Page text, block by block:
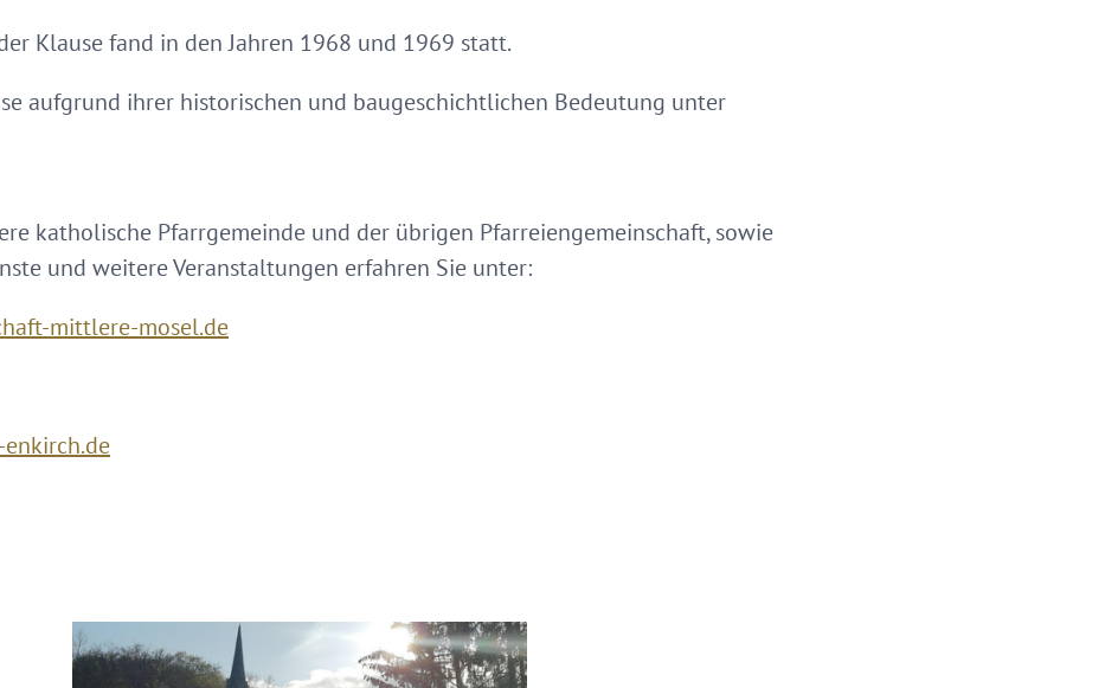
Klause fand in den Jahren 1968 und 1969 statt.
aufgrund ihrer historischen und baugeschichtlichen Bedeutung unter
katholische Pfarrgemeinde und der übrigen Pfarreiengemeinschaft, sowie
und weitere Veranstaltungen erfahren Sie unter:
mittlere-mosel.de